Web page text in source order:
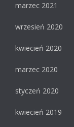
marzec 2021
wrzesień 2020
kwiecień 2020
marzec 2020
styczeń 2020
kwiecień 2019